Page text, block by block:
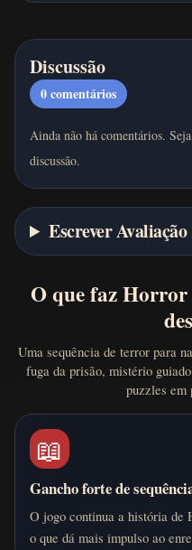
Discussão
0comentários
Ainda não há comentários.
discussão.
Escrever Avaliação
O que faz Horror
Uma sequência de terror para
fuga da prisão, mistério
puzzles em
📖
Gancho forte de
O jogo continua a história
o que dá mais impulso ao